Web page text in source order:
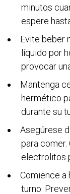
minutos
espere
Evite beber
líquido por
provocar
Mantenga
hermético
durante su
Asegúrese
para comer.
electrolitos
Comience a
turno.